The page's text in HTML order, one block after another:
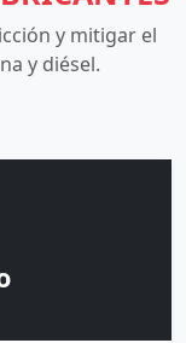
y mitigar el
y diésel.